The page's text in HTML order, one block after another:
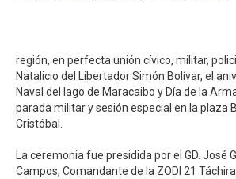
región, en perfecta unión cívico, militar,
Natalicio del Libertador Simón Bolívar, el
Naval del lago de Maracaibo y Día de la
parada militar y sesión especial en la plaza
Cristóbal.⁣
La ceremonia fue presidida por el GD. José
Campos, Comandante de la ZODI 21